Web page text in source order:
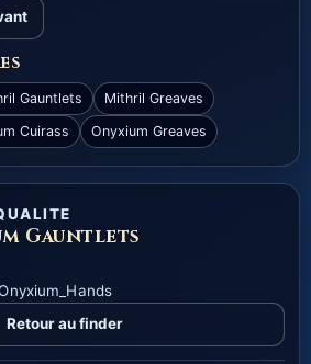
Gauntlets
Mithril Greaves
Cuirass Onyxium Greaves
Gauntlets
Retour au finder